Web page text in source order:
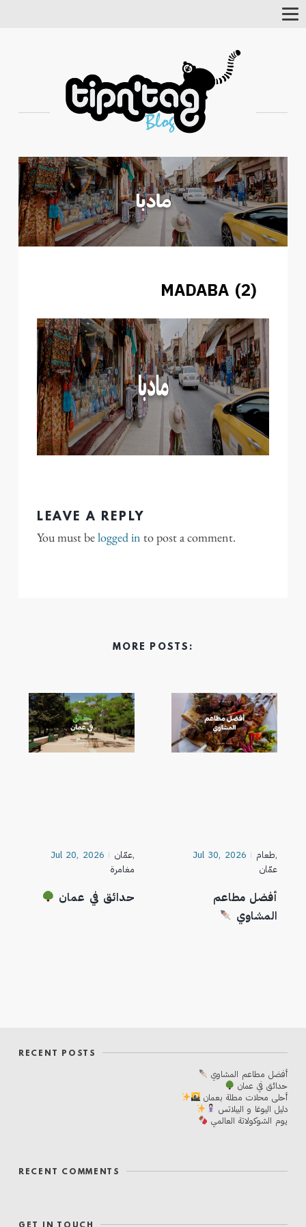
Toggle
MADABA (2)
LEAVE A REPLY
You must belogged in to post a comment.
MORE POSTS:
Jul 30, 2026 طعام,
عمّان
أفضل مطاعم
المشاوي
Jul 20, 2026 عمّان,
مغامرة
حدائق في عمان
RECENT POSTS
أفضل مطاعم المشاوي
حدائق في عمان
أحلی محلات مطلة بعمان
دليل اليوغا و البيلاتس
يوم الشوكولاتة العالمي
RECENT COMMENTS